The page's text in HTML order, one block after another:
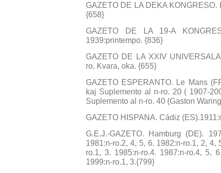
GAZETO DE LA DEKA KONGRESO.
{658}
GAZETO DE LA 19-A
1939:printempo. {836}
GAZETO DE LA XXIV
ro. Kvara, oka. {655}
GAZETO ESPERANTO. Le Mans
kaj Suplemento al n-ro. 20 ( 1907-
Suplemento al n-ro. 40 (Gaston
GAZETO HISPANA. Cádiz
G.E.J.-GAZETO. Hamburg (DE).
1981:n-ro.2, 4, 5, 6. 1982:n-ro.1, 2,
ro.1, 3. 1985:n-ro.4. 1987:n-ro.4, 5,
1999:n-ro.1, 3.{799}